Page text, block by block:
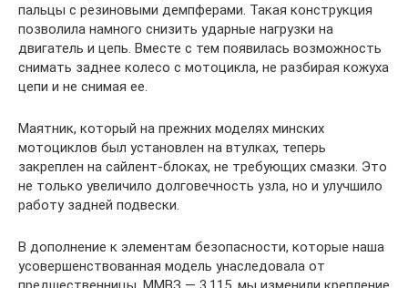
пальцы с резиновыми демпферами. Такая конструкция
позволила намного снизить ударные нагрузки на
двигатель и цепь. Вместе с тем появилась возможность
снимать заднее колесо с мотоцикла, не разбирая кожуха
цепи и не снимая ее.
Маятник, который на прежних моделях минских
мотоциклов был установлен на втулках, теперь
закреплен на сайлент-блоках, не требующих смазки. Это
не только увеличило долговечность узла, но и улучшило
работу задней подвески.
В дополнение к элементам безопасности, которые наша
усовершенствованная модель унаследовала от